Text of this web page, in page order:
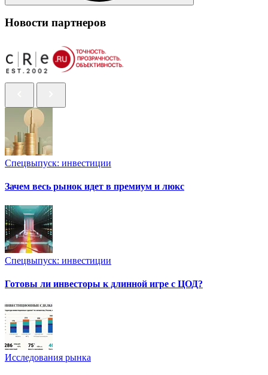
Новости партнеров
Спецвыпуск: инвестиции
Зачем весь рынок идет в премиум и люкс
Спецвыпуск: инвестиции
Готовы ли инвесторы к длинной игре с ЦОД?
Исследования рынка